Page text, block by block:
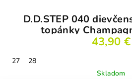
D.D.STEP 040
topánky
43,90 €
27
28
Skladom